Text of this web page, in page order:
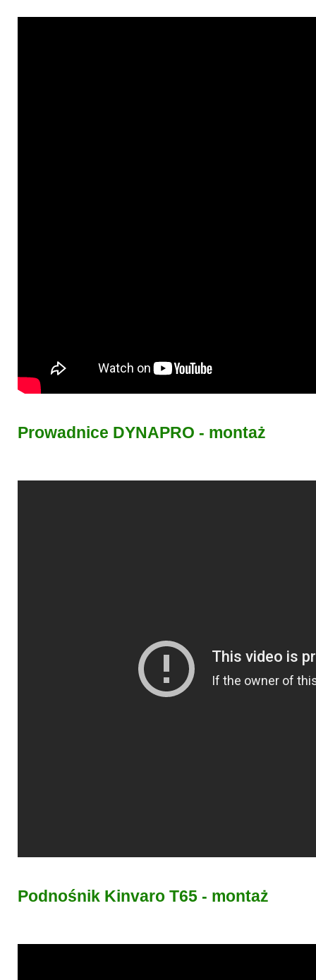
Prowadnice DYNAPRO - montaż
Podnośnik Kinvaro T65 - montaż